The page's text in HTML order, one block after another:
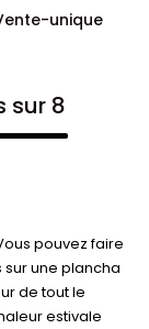
unique
sur 8
pouvez faire
une plancha
de tout le
estivale